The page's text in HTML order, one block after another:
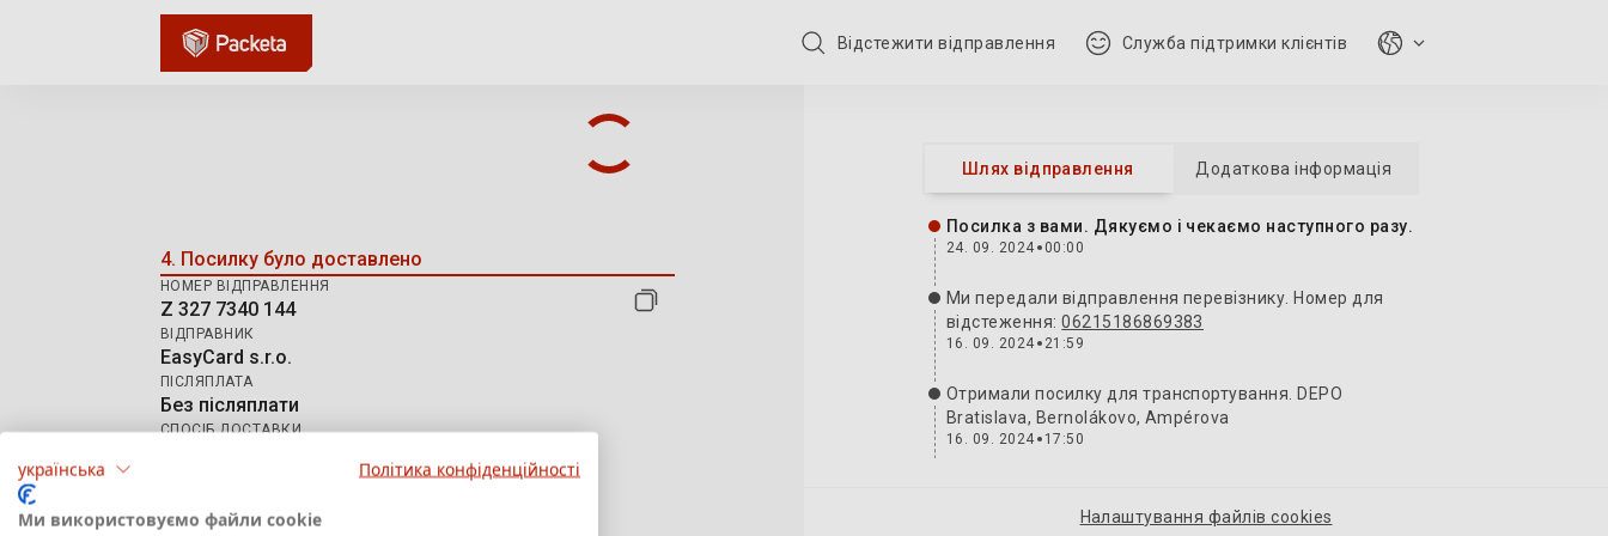
Відстежити відправлення Служба підтримки клієнтів
Відстеження відправлення: Z 327 7340 144
4. Посилку було доставлено
НОМЕР ВІДПРАВЛЕННЯ
Z 327 7340 144
ВІДПРАВНИК
EasyCard s.r.o.
ПІСЛЯПЛАТА
Без післяплати
СПОСІБ ДОСТАВКИ
Шлях відправлення Додаткова інформація
Посилка з вами. Дякуємо і чекаємо наступного разу.
24. 09. 2024 00:00
Ми передали відправлення перевізнику. Номер для
відстеження:06215186869383
16. 09. 2024 21:59
Отримали посилку для транспортування. DEPO
Bratislava, Bernolákovo, Ampérova
16. 09. 2024 17:50
06215186869383і незабаром ми передамо її кур'єру.
Налаштування файлів cookies
українська Політика конфіденційності
Ми використовуємо файли cookie